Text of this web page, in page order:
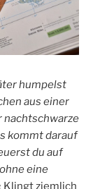
humpelst
aus einer
nachtschwarze
kommt darauf
du auf
eine
Klingt ziemlich